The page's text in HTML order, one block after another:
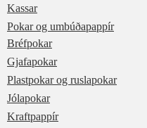
Kassar
Pokar og umbúðapappír
Bréfpokar
Gjafapokar
Plastpokar og ruslapokar
Jólapokar
Kraftpappír